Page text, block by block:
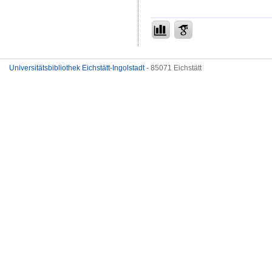
Universitätsbibliothek Eichstätt-Ingolstadt- 85071 Eichstätt